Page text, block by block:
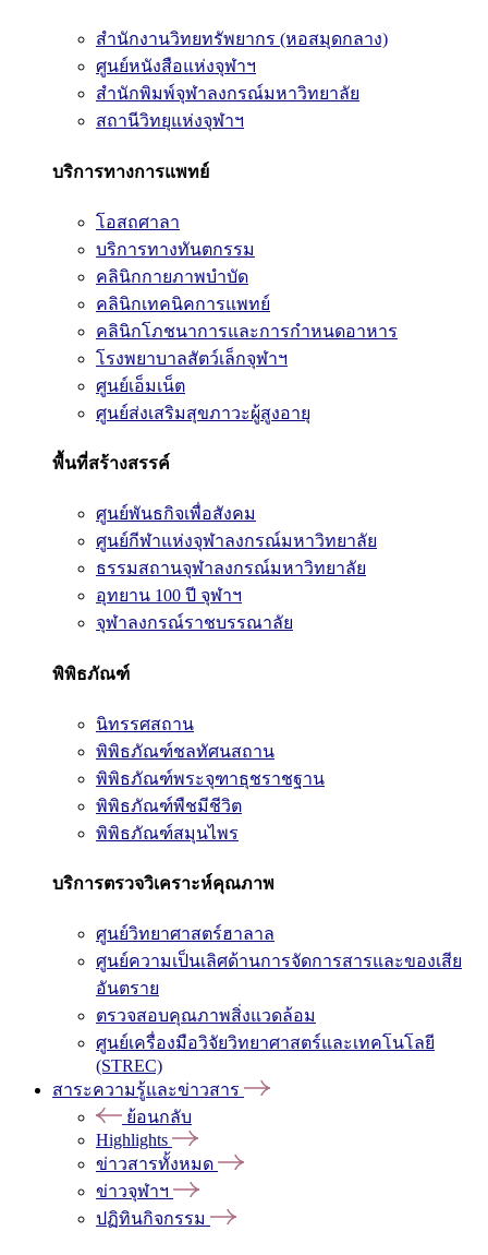
สำนักงานวิทยทรัพยากร (หอสมุดกลาง)
ศูนย์หนังสือแห่งจุฬาฯ
สำนักพิมพ์จุฬาลงกรณ์มหาวิทยาลัย
สถานีวิทยุแห่งจุฬาฯ
บริการทางการแพทย์
โอสถศาลา
บริการทางทันตกรรม
คลินิกกายภาพบำบัด
คลินิกเทคนิคการแพทย์
คลินิกโภชนาการและการกำหนดอาหาร
โรงพยาบาลสัตว์เล็กจุฬาฯ
ศูนย์เอ็มเน็ต
ศูนย์ส่งเสริมสุขภาวะผู้สูงอายุ
พื้นที่สร้างสรรค์
ศูนย์พันธกิจเพื่อสังคม
ศูนย์กีฬาแห่งจุฬาลงกรณ์มหาวิทยาลัย
ธรรมสถานจุฬาลงกรณ์มหาวิทยาลัย
อุทยาน 100 ปี จุฬาฯ
จุฬาลงกรณ์ราชบรรณาลัย
พิพิธภัณฑ์
นิทรรศสถาน
พิพิธภัณฑ์ชลทัศนสถาน
พิพิธภัณฑ์พระจุฑาธุชราชฐาน
พิพิธภัณฑ์พืชมีชีวิต
พิพิธภัณฑ์สมุนไพร
บริการตรวจวิเคราะห์คุณภาพ
ศูนย์วิทยาศาสตร์ฮาลาล
ศูนย์ความเป็นเลิศด้านการจัดการสารและของเสีย
อันตราย
ตรวจสอบคุณภาพสิ่งแวดล้อม
ศูนย์เครื่องมือวิจัยวิทยาศาสตร์และเทคโนโลยี
(STREC)
สาระความรู้และข่าวสาร
ย้อนกลับ
Highlights
ข่าวสารทั้งหมด
ข่าวจุฬาฯ
ปฏิทินกิจกรรม